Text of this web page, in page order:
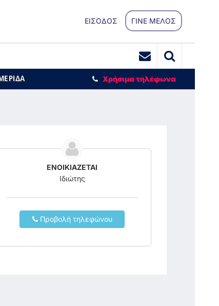
ΕΙΣΟΔΟΣ ΓΙΝΕ ΜΕΛΟΣ
Χρήσιμα τηλέφωνα
ΕΝΟΙΚΙΑΖΕΤΑΙ
Ιδιώτης
Προβολή τηλεφώνου